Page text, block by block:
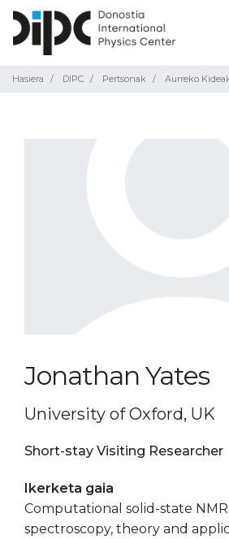
Hasiera DIPC Pertsonak Aurreko
Jonathan Yates
University of Oxford, UK
Short-stay Visiting Researcher
Ikerketa gaia
Computational solid-state NMR
spectroscopy, theory and